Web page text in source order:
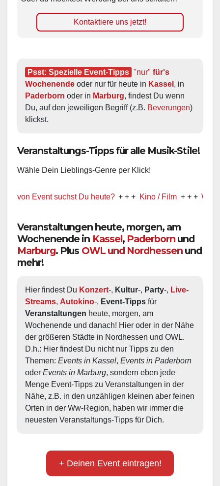
Kontaktiere uns jetzt!
Psst: Spezielle Event-Tipps "nur" für's
Wochenende oder nur für heute in Kassel
Paderborn oder in Marburg, findest Du wenn
Du, auf den jeweiligen Begriff (z.B. Beverungen)
klickst.
Veranstaltungs-Tipps für alle Musik-Stile!
Wähle Dein Lieblings-Genre per Klick!
von Event suchst Du heute? + + + Kino / Film + + + Ww
Veranstaltungen heute, morgen, am
Wochenende in Kassel, Paderborn und
Marburg. Plus OWL und Nordhessen und
mehr!
Hier findest Du Konzert-, Kultur-, Party-, Live-
Streams, Autokino-, Event-Tipps
Veranstaltungen heute, morgen, am
Wochenende und danach! Hier oder in der Nähe
der größeren Städte in Nordhessen und OWL.
D.h.: Hier findest Du nicht nur Tipps zu den
Themen: Events in Kassel, Events in Paderborn
oder Events in Marburg, sondern eben jede
Menge Event-Tipps zu Veranstaltungen in der
Nähe, z.B. in den unzähligen kleinen aber feinen
Orten in der Ww-Region, haben wir immer die
neuesten Veranstaltungs-Tipps für Dich.
+ Deinen Event eintragen!